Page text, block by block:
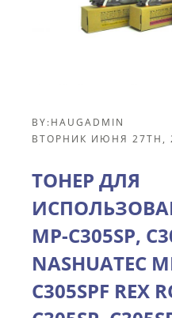
BY:HAUGADMIN
ВТОРНИК ИЮНЯ 27TH,
ТОНЕР ДЛЯ
MP-C305SP,
NASHUATEC
C305SPF REX